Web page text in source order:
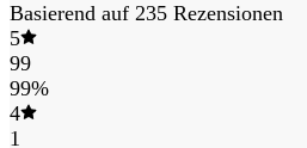
Basierend auf 235 Rezensionen
5
99
99%
4
1